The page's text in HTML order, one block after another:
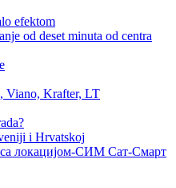
efektom
od deset minuta od centra
Viano, Krafter, LT
i Hrvatskoj
локацијом-СИМ Сат-Смарт